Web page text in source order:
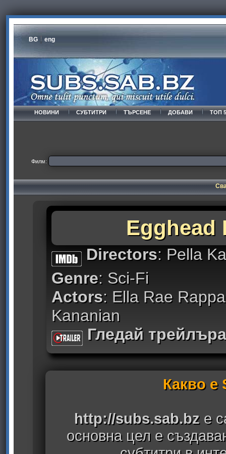
BG eng
НОВИНИ СУБТИТРИ ТЪРСЕНЕ ДОБАВИ ТОП
Филм:
Egghead
Directors: Pella
Genre: Sci-Fi
Actors: Ella Rae
Kananian
Гледай трейлъра
Какво е
http://subs.sab.bz е
основна цел е